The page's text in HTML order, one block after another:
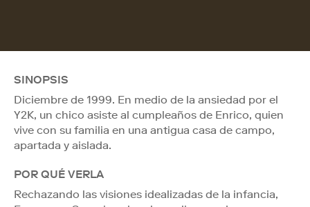
SINOPSIS
Diciembre de 1999. En medio de la ansiedad por el
Y2K, un chico asiste al cumpleaños de Enrico, quien
vive con su familia en una antigua casa de campo,
apartada y aislada.
POR QUÉ VERLA
Rechazando las visiones idealizadas de la infancia,